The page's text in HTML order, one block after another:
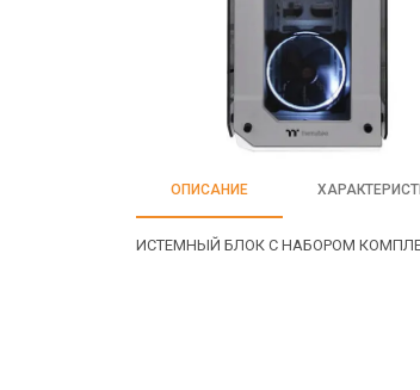
ОПИСАНИЕ
ИСТЕМНЫЙ БЛОК С НАБОРОМ